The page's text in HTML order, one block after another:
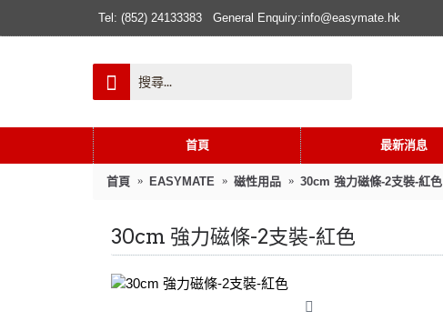
Tel: (852) 24133383 General Enquiry:info@easymate.hk
首頁 最新消息
首頁 EASYMATE 磁性用品 30cm 強力磁條-2支裝-紅色
30cm 強力磁條-2支裝-紅色